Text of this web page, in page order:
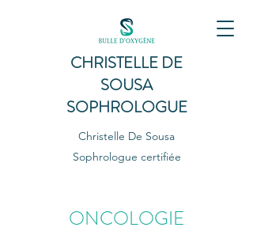
CHRISTELLE DE
SOUSA
SOPHROLOGUE
Christelle De Sousa
Sophrologue certifiée
ONCOLOGIE